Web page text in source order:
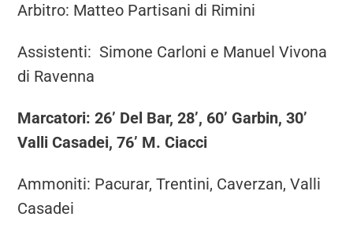
Arbitro: Matteo Partisani di Rimini
Assistenti: Simone Carloni e Manuel Vivona
di Ravenna
Marcatori: 26’ Del Bar, 28’, 60’ Garbin, 30’
Valli Casadei, 76’ M. Ciacci
Ammoniti: Pacurar, Trentini, Caverzan, Valli
Casadei